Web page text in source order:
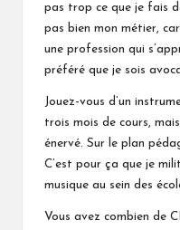
pas trop ce que je fais
pas bien mon métier,
une profession qui
préféré que je sois
Jouez-vous d’un
trois mois de cours,
énervé. Sur le plan
C’est pour ça que je
musique au sein des
Vous avez combien de